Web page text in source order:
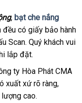
, bạt che nắng
đều có giấy bảo hành
Scan. Quý khách vui
lắp đặt.
ty Hòa Phát CMA
xuất xứ rõ ràng,
cao.